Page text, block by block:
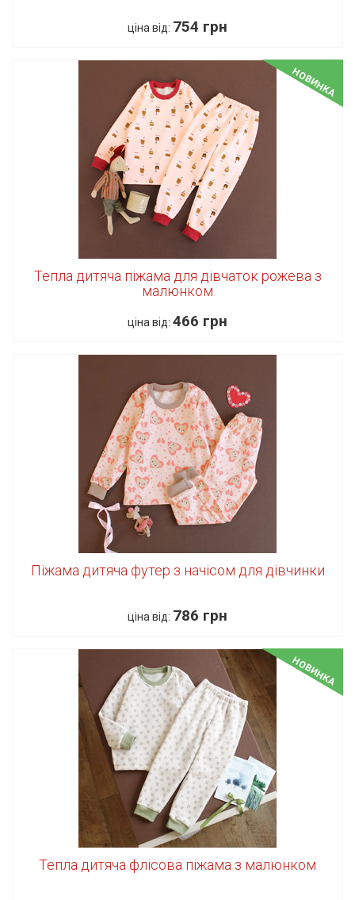
ціна від: 754 грн
НОВИНКА
Тепла дитяча піжама для дівчаток рожева з
малюнком
ціна від: 466 грн
Піжама дитяча футер з начісом для дівчинки
ціна від: 786 грн
НОВИНКА
Тепла дитяча флісова піжама з малюнком